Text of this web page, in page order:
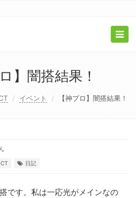
】闇搭結果！
イベント 【神プロ】闇搭結果！
日記
です。私は一応光がメインなの